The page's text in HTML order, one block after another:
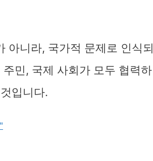
아니라, 국가적 문제로 인식되
민, 국제 사회가 모두 협력하
입니다.